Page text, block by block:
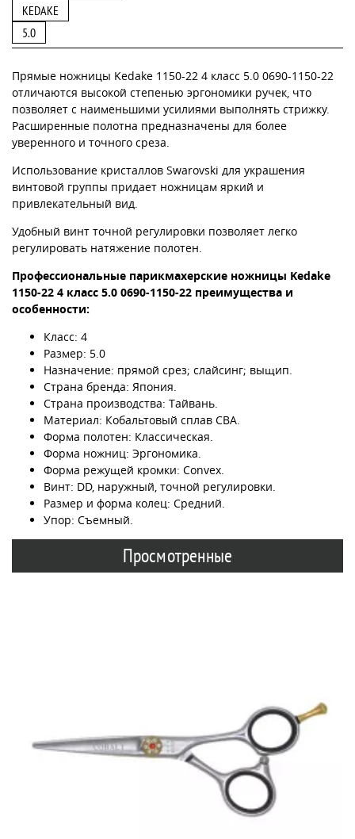
KEDAKE
5.0
Прямые ножницы Kedake 1150-22 4 класс 5.0 0690-1150-22
отличаются высокой степенью эргономики ручек, что
позволяет с наименьшими усилиями выполнять стрижку.
Расширенные полотна предназначены для более
уверенного и точного среза.
Использование кристаллов Swarovski для украшения
винтовой группы придает ножницам яркий и
привлекательный вид.
Удобный винт точной регулировки позволяет легко
регулировать натяжение полотен.
Профессиональные парикмахерские ножницы Kedake
1150-22 4 класс 5.0 0690-1150-22 преимущества и
особенности:
Класс: 4
Размер: 5.0
Назначение: прямой срез; слайсинг; выщип.
Страна бренда: Япония.
Страна производства: Тайвань.
Материал: Кобальтовый сплав CBA.
Форма полотен: Классическая.
Форма ножниц: Эргономика.
Форма режущей кромки: Convex.
Винт: DD, наружный, точной регулировки.
Размер и форма колец: Средний.
Упор: Съемный.
Просмотренные